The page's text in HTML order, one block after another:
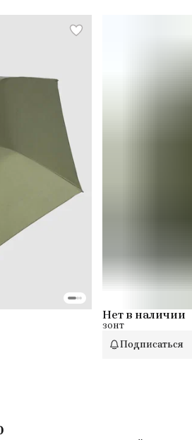
Нет в наличии
зонт
Подписаться